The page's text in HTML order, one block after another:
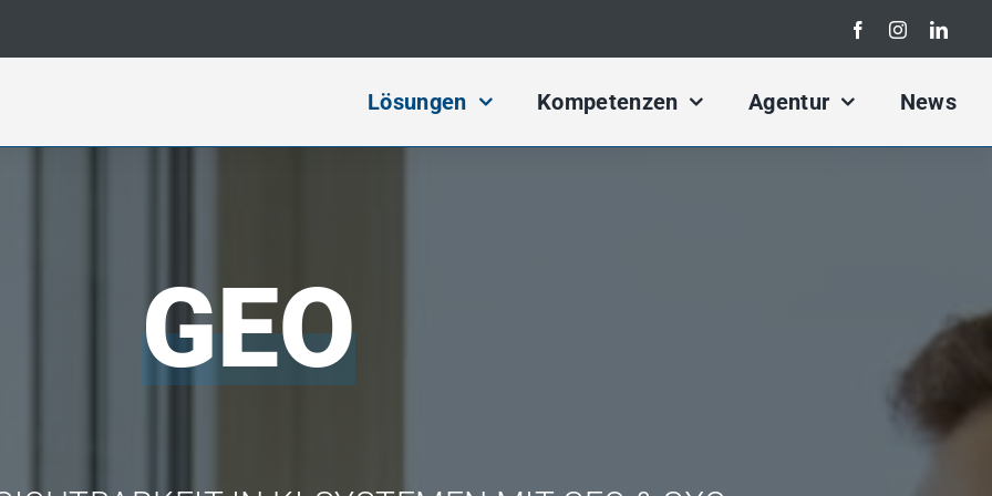
for:
Lösungen Kompetenzen Agentur News
GEO